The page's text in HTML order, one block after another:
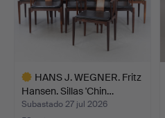
HANS J. WEGNER. Fritz
Hansen. Sillas 'Chin…
Subastado 27 jul 2026